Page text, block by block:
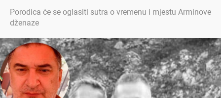
Porodica će se oglasiti sutra o vremenu i mjestu Arminove
dženaze